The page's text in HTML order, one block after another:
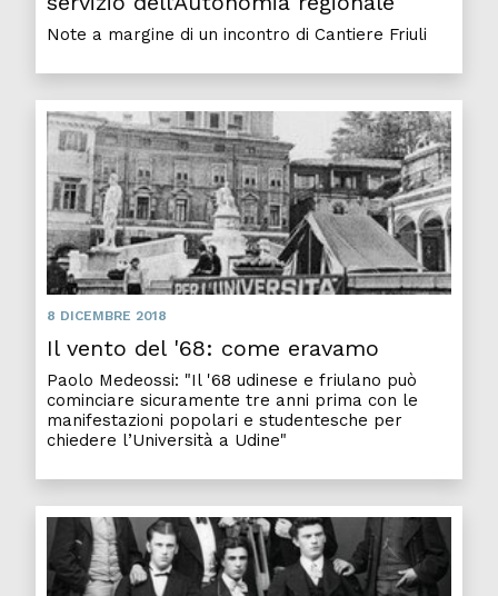
Note a margine di un incontro di Cantiere Friuli
8 DICEMBRE 2018
Il vento del '68: come eravamo
Paolo Medeossi: "Il '68 udinese e friulano può
cominciare sicuramente tre anni prima con le
manifestazioni popolari e studentesche per
chiedere l’Università a Udine"